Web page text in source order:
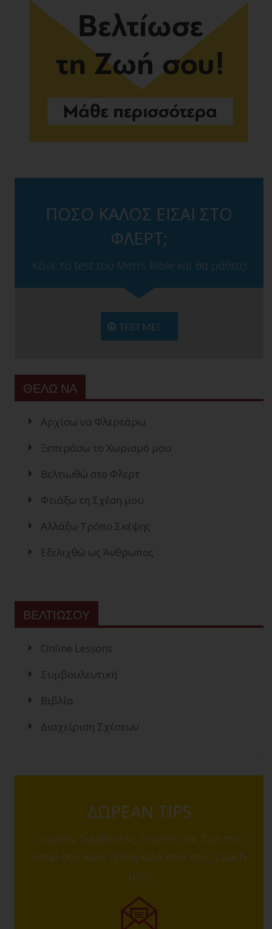
ΠΟΣΟ ΚΑΛΟΣ ΕΙΣΑΙ ΣΤΟ
ΦΛΕΡΤ;
Κάνε το test του Men's Bible και θα μάθεις!
TEST ME!
ΘΕΛΩ ΝΑ
Αρχίσω να Φλερτάρω
Ξεπεράσω το Χωρισμό μου
Βελτιωθώ στο Φλερτ
Φτιάξω τη Σχέση μου
Αλλάξω Τρόπο Σκέψης
Εξελιχθώ ως Άνθρωπος
ΒΕΛΤΙΩΣΟΥ
Online Lessons
Συμβουλευτική
Βιβλία
Διαχείριση Σχέσεων
ΔΩΡΕΑΝ TIPS
Δωρέαν Συμβουλές, Γνώσεις και Tips στο
email σου κάθε εβδομάδα από τους Coach
μας!